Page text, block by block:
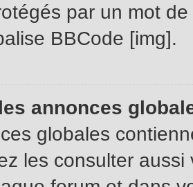
par un mot
BBCode [img].
annonces
globales
les consulter